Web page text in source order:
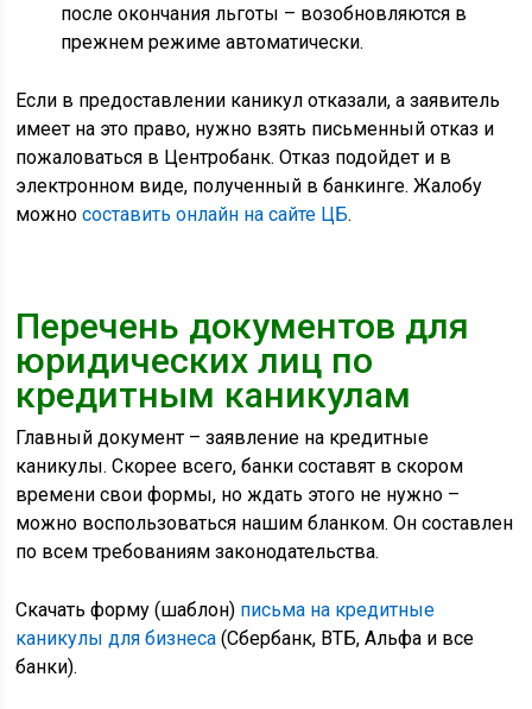
после окончания льготы – возобновляются в
прежнем режиме автоматически.
Если в предоставлении каникул отказали, а заявитель
имеет на это право, нужно взять письменный отказ и
пожаловаться в Центробанк. Отказ подойдет и в
электронном виде, полученный в банкинге. Жалобу
можносоставить онлайн на сайте ЦБ.
Перечень документов для
юридических лиц по
кредитным каникулам
Главный документ – заявление на кредитные
каникулы. Скорее всего, банки составят в скором
времени свои формы, но ждать этого не нужно –
можно воспользоваться нашим бланком. Он составлен
по всем требованиям законодательства.
Скачать форму (шаблон) письма на кредитные
каникулы для бизнеса (Сбербанк, ВТБ, Альфа и все
банки).